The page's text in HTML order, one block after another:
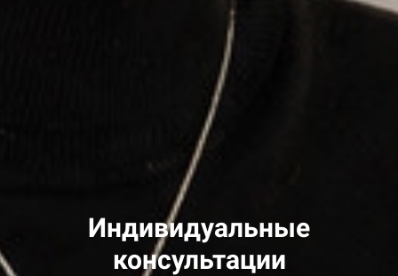
Индивидуальные
консультации